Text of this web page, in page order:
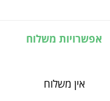
אפשרויות משלוח
אין משלוח